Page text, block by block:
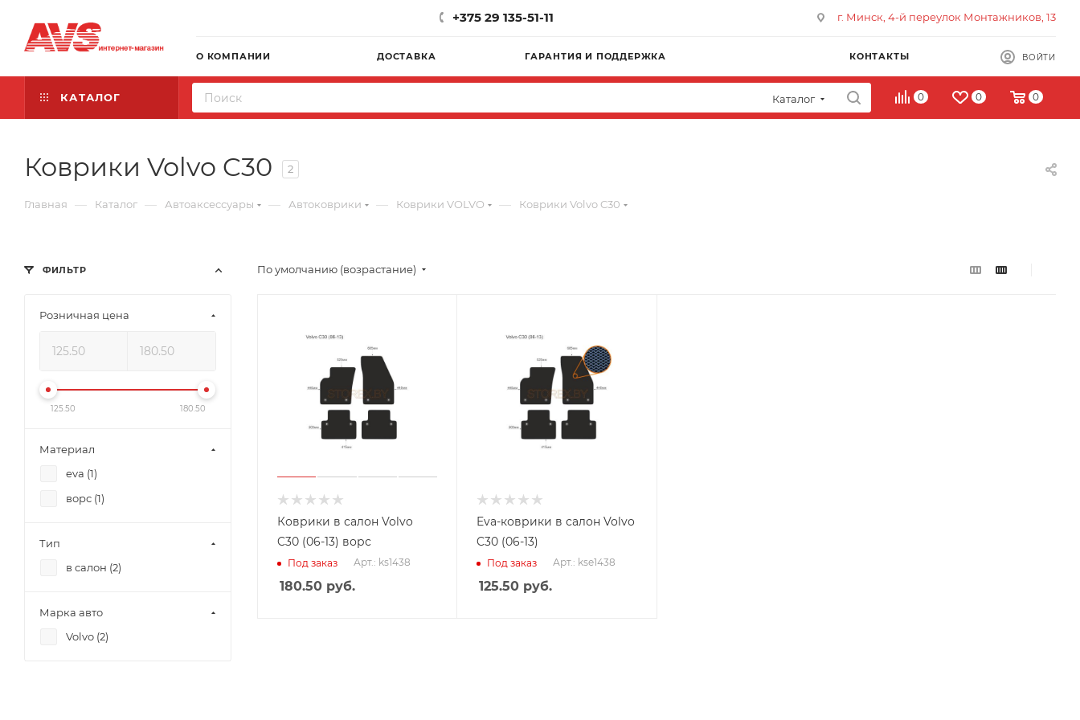
+375 29 135-51-11 г. Минск, 4-й переулок Монтажников, 13
О КОМПАНИИ ДОСТАВКА ГАРАНТИЯ И ПОДДЕРЖКА КОНТАКТЫ ВОЙТИ
КАТАЛОГ Каталог 0 0 0
Коврики Volvo C30 2
Главная — Каталог — Автоаксессуары — Автоковрики — Коврики VOLVO — Коврики Volvo C30
По умолчанию (возрастание)
Коврики в салон Volvo
C30 (06-13) ворс
Под заказ Арт.: ks1438
180.50 руб.
Eva-коврики в салон Volvo
C30 (06-13)
Под заказ Арт.: kse1438
125.50 руб.
ФИЛЬТР
Розничная цена
125.50 180.50
Материал
eva (1)
ворс (1)
Тип
в салон (2)
Марка авто
Volvo (2)